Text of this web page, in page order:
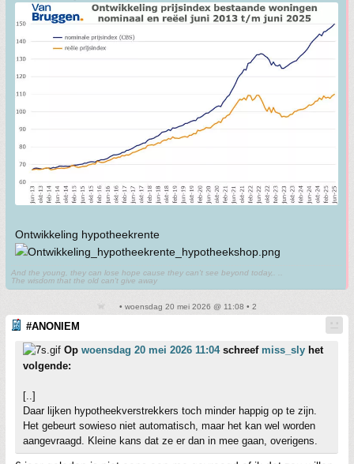
Ontwikkeling hypotheekrente
And the young, they can lose hope cause they can't see beyond today,. ..
The wisdom that the old can't give away
• woensdag 20 mei 2026 @ 11:08 • 2
#ANONIEM
Op woensdag 20 mei 2026 11:04schreef miss_sly het
volgende:
[..]
Daar lijken hypotheekverstrekkers toch minder happig op te zijn.
Het gebeurt sowieso niet automatisch, maar het kan wel worden
aangevraagd. Kleine kans dat ze er dan in mee gaan, overigens.